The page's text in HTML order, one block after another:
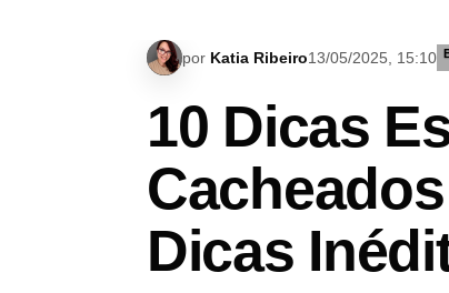
por Katia Ribeiro13/05/2025, 15:10
10 Dicas
Dicas